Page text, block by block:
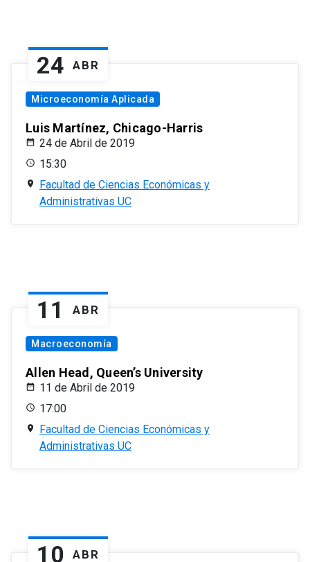
24 ABR
Microeconomía Aplicada
Luis Martínez, Chicago-Harris
24 de Abril de 2019
15:30
Facultad de Ciencias Económicas y
Administrativas UC
11 ABR
Macroeconomía
Allen Head, Queen’s University
11 de Abril de 2019
17:00
Facultad de Ciencias Económicas y
Administrativas UC
10 ABR